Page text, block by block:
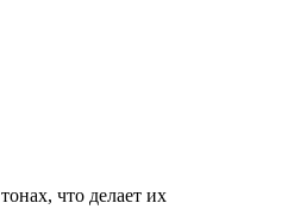
что делает их